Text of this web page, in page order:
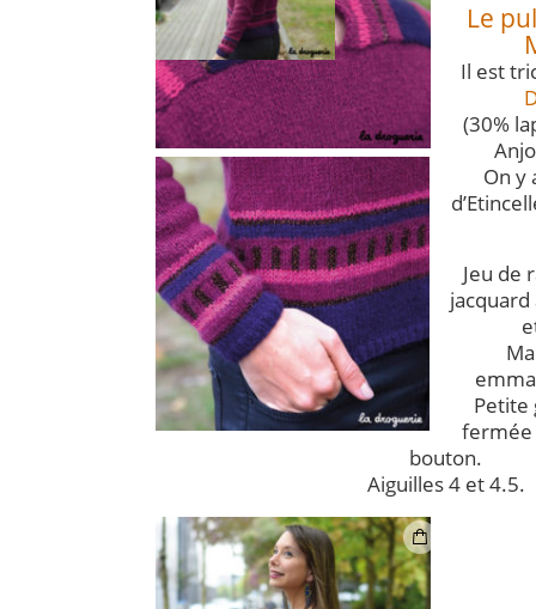
Le
Il est
(30%
On y
Jeu de
jacquard
Petite
fermée
bouton.
Aiguilles 4 et 4.5.